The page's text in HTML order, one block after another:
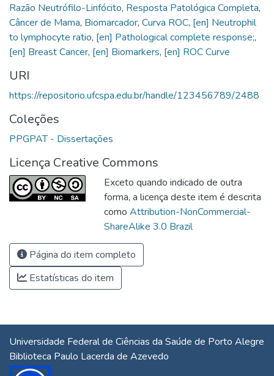
Razão Neutrófilo-Linfócito, Resposta Patológica Completa,
Câncer de Mama, Biomarcador, Curva ROC, [en] Neutrophil
to lymphocyte ratio, [en] Pathological complete response;,
[en] Breast Cancer, [en] Biomarkers, [en] ROC Curve
URI
https://repositorio.ufcspa.edu.br/handle/123456789/2488
Coleções
PPGPAT - Dissertações
Licença Creative Commons
Exceto quando indicado de outra
forma, a licença deste item é descrita
como Attribution-NonCommercial-
ShareAlike 3.0 Brazil
Página do item completo
Estatísticas do item
Universidade Federal de Ciências da Saúde de Porto Alegre
Biblioteca Paulo Lacerda de Azevedo